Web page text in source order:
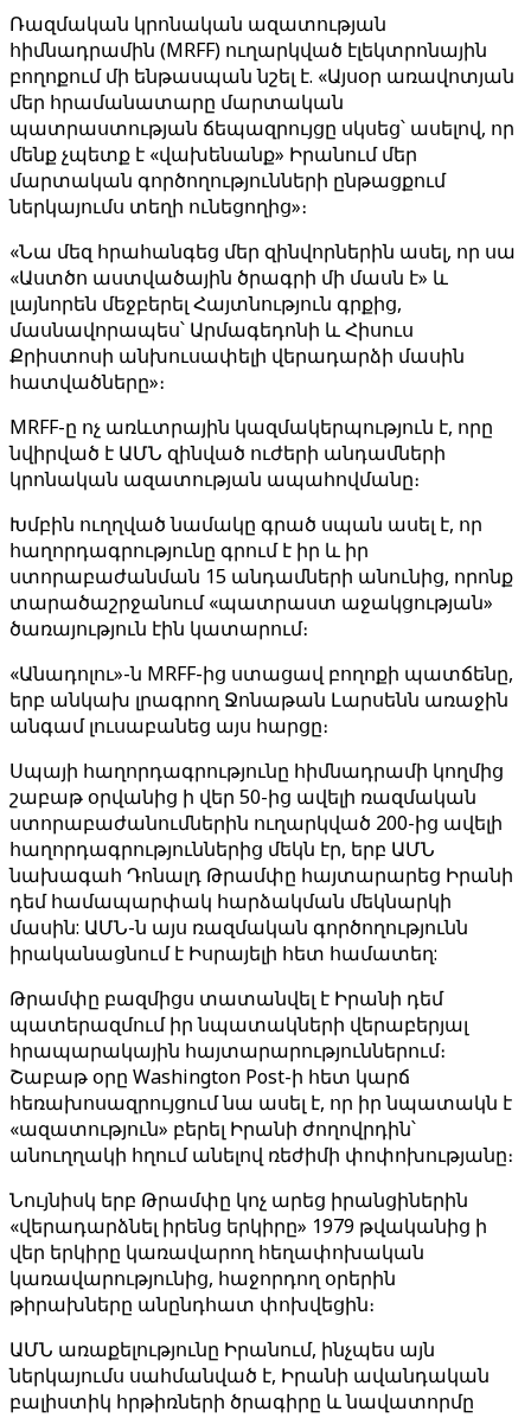
Ռազմական կրոնական ազատության
հիմնադրամին (MRFF) ուղարկված էլեկտրոնային
բողոքում մի ենթասպան նշել է. «Այսօր առավոտյան
մեր հրամանատարը մարտական ​​
պատրաստության ճեպազրույցը սկսեց՝ ասելով, որ
մենք չպետք է «վախենանք» Իրանում մեր
մարտական ​​գործողությունների ընթացքում
ներկայումս տեղի ունեցողից»։
«Նա մեզ հրահանգեց մեր զինվորներին ասել, որ սա
«Աստծո աստվածային ծրագրի մի մասն է» և
լայնորեն մեջբերել Հայտնություն գրքից,
մասնավորապես՝ Արմագեդոնի և Հիսուս
Քրիստոսի անխուսափելի վերադարձի մասին
հատվածները»։
MRFF-ը ոչ առևտրային կազմակերպություն է, որը
նվիրված է ԱՄՆ զինված ուժերի անդամների
կրոնական ազատության ապահովմանը։
Խմբին ուղղված նամակը գրած սպան ասել է, որ
հաղորդագրությունը գրում է իր և իր
ստորաբաժանման 15 անդամների անունից, որոնք
տարածաշրջանում «պատրաստ աջակցության»
ծառայություն էին կատարում։
«Անադոլու»-ն MRFF-ից ստացավ բողոքի պատճենը,
երբ անկախ լրագրող Ջոնաթան Լարսենն առաջին
անգամ լուսաբանեց այս հարցը։
Սպայի հաղորդագրությունը հիմնադրամի կողմից
շաբաթ օրվանից ի վեր 50-ից ավելի ռազմական
ստորաբաժանումներին ուղարկված 200-ից ավելի
հաղորդագրություններից մեկն էր, երբ ԱՄՆ
նախագահ Դոնալդ Թրամփը հայտարարեց Իրանի
դեմ համապարփակ հարձակման մեկնարկի
մասին: ԱՄՆ-ն այս ռազմական գործողությունն
իրականացնում է Իսրայելի հետ համատեղ:
Թրամփը բազմիցս տատանվել է Իրանի դեմ
պատերազմում իր նպատակների վերաբերյալ
հրապարակային հայտարարություններում։
Շաբաթ օրը Washington Post-ի հետ կարճ
հեռախոսազրույցում նա ասել է, որ իր նպատակն է
«ազատություն» բերել Իրանի ժողովրդին՝
անուղղակի հղում անելով ռեժիմի փոփոխությանը։
Նույնիսկ երբ Թրամփը կոչ արեց իրանցիներին
«վերադարձնել իրենց երկիրը» 1979 թվականից ի
վեր երկիրը կառավարող հեղափոխական
կառավարությունից, հաջորդող օրերին
թիրախները անընդհատ փոխվեցին։
ԱՄՆ առաքելությունը Իրանում, ինչպես այն
ներկայումս սահմանված է, Իրանի ավանդական
բալիստիկ հրթիռների ծրագիրը և նավատորմը